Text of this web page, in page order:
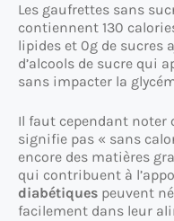
Les gaufrettes sans
contiennent 130
lipides et 0g de sucres
d’alcools de sucre qui
sans impacter la
Il faut cependant noter
signifie pas « sans
encore des matières
qui contribuent à
diabétiques peuvent
facilement dans leur